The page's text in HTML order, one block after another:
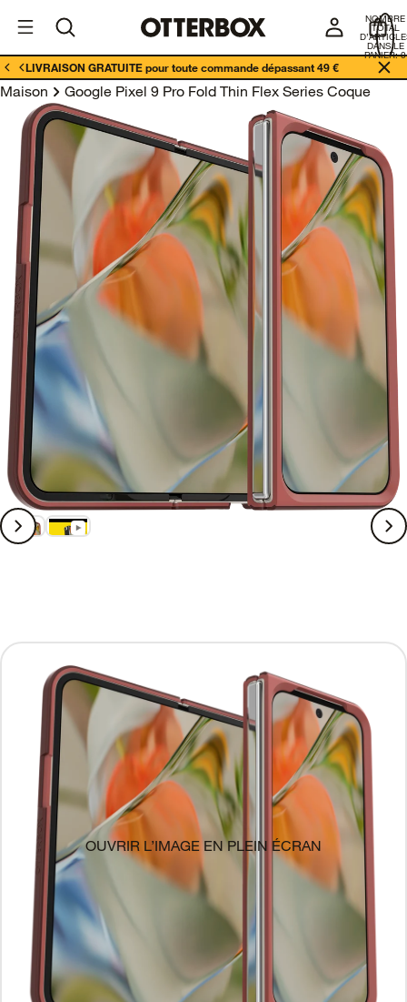
Enterprises NOMBRE
TOTAL
DANS LE
PANIER: 0
LIVRAISON GRATUITE pour toute commande dépassant 49 €
Maison Google Pixel 9 Pro Fold Thin Flex Series Coque
OUVRIR L’IMAGE EN PLEIN ÉCRAN